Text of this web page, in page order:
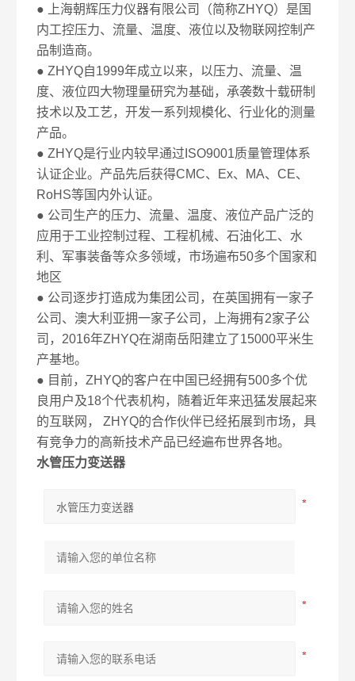
● 上海朝辉压力仪器有限公司（简称ZHYQ）是国
内工控压力、流量、温度、液位以及物联网控制产
品制造商。
● ZHYQ自1999年成立以来，以压力、流量、温
度、液位四大物理量研究为基础，承袭数十载研制
技术以及工艺，开发一系列规模化、行业化的测量
产品。
● ZHYQ是行业内较早通过ISO9001质量管理体系
认证企业。产品先后获得CMC、Ex、MA、CE、
RoHS等国内外认证。
● 公司生产的压力、流量、温度、液位产品广泛的
应用于工业控制过程、工程机械、石油化工、水
利、军事装备等众多领域，市场遍布50多个国家和
地区
● 公司逐步打造成为集团公司，在英国拥有一家子
公司、澳大利亚拥一家子公司，上海拥有2家子公
司，2016年ZHYQ在湖南岳阳建立了15000平米生
产基地。
● 目前，ZHYQ的客户在中国已经拥有500多个优
良用户及18个代表机构，随着近年来迅猛发展起来
的互联网， ZHYQ的合作伙伴已经拓展到市场，具
有竞争力的高新技术产品已经遍布世界各地。
水管压力变送器